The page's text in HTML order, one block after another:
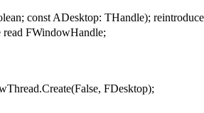
const ADesktop: THandle);
FWindowHandle;
FDesktop);